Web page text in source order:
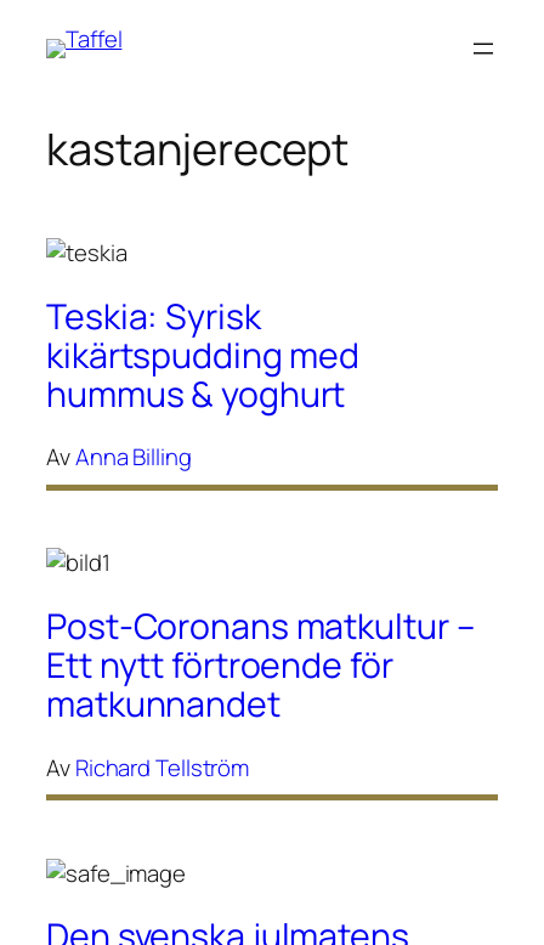
Hoppa
kastanjerecept
Teskia: Syrisk
kikärtspudding med
hummus & yoghurt
AvAnna Billing
Post-Coronans matkultur –
Ett nytt förtroende för
matkunnandet
AvRichard Tellström